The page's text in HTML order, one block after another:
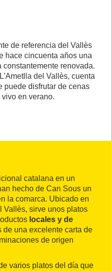
de referencia del Vallès
hace cincuenta años una
renovada.
del Vallès, cuenta
puede disfrutar de cenas
en verano.
catalana en un
hecho de Can Sous un
la comarca. Ubicado en
Vallès, sirve unos platos
locales y de
de una excelente carta de
de origen
varios platos del día que